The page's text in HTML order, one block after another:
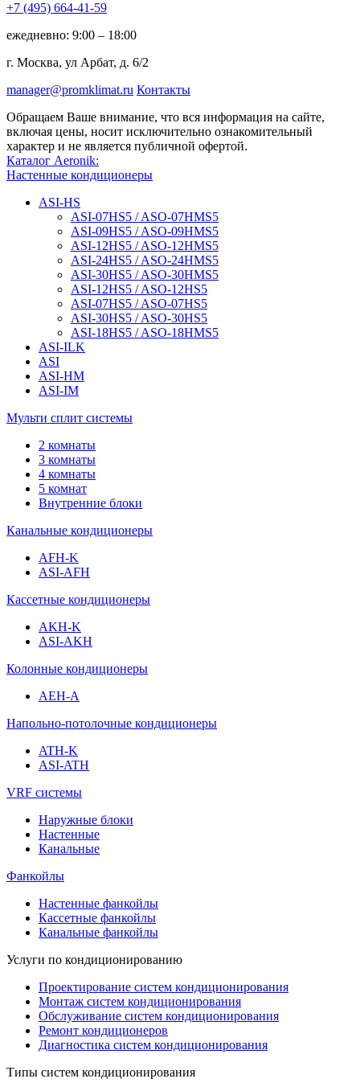
+7 (495) 664-41-59
ежедневно: 9:00 – 18:00
г. Москва, ул Арбат, д. 6/2
manager@promklimat.ru Контакты
Обращаем Ваше внимание, что вся информация на сайте,
включая цены, носит исключительно ознакомительный
характер и не является публичной офертой.
Каталог Aeronik:
Настенные кондиционеры
ASI-HS
ASI-07HS5 / ASO-07HMS5
ASI-09HS5 / ASO-09HMS5
ASI-12HS5 / ASO-12HMS5
ASI-24HS5 / ASO-24HMS5
ASI-30HS5 / ASO-30HMS5
ASI-12HS5 / ASO-12HS5
ASI-07HS5 / ASO-07HS5
ASI-30HS5 / ASO-30HS5
ASI-18HS5 / ASO-18HMS5
ASI-ILK
ASI
ASI-HM
ASI-IM
Мульти сплит системы
2 комнаты
3 комнаты
4 комнаты
5 комнат
Внутренние блоки
Канальные кондиционеры
AFH-K
ASI-AFH
Кассетные кондиционеры
AKH-K
ASI-AKH
Колонные кондиционеры
AEH-A
Напольно-потолочные кондиционеры
ATH-K
ASI-ATH
VRF системы
Наружные блоки
Настенные
Канальные
Фанкойлы
Настенные фанкойлы
Кассетные фанкойлы
Канальные фанкойлы
Услуги по кондиционированию
Проектирование систем кондиционирования
Монтаж систем кондиционирования
Обслуживание систем кондиционирования
Ремонт кондиционеров
Диагностика систем кондиционирования
Типы систем кондиционирования